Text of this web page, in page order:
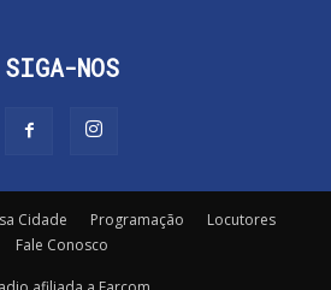
SIGA-NOS
Cidade Programação
Locutores
Fale Conosco